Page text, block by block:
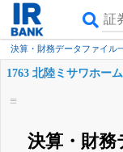
決算・財務データファイル
1763 北陸ミサワホーム
決算・財